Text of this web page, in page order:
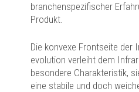
branchenspezifischer
Produkt.
Die konvexe Frontseite der
evolution verleiht dem
besondere Charakteristik,
eine stabile und doch